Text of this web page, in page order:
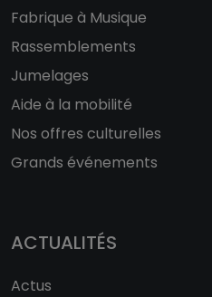
Fabrique à Musique
Rassemblements
Jumelages
Aide à la mobilité
Nos offres culturelles
Grands événements
ACTUALITÉS
Actus